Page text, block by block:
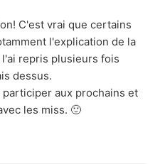
C'est vrai que certains
l'explication de la
repris plusieurs fois
dessus.
aux prochains et
les miss. 🙂